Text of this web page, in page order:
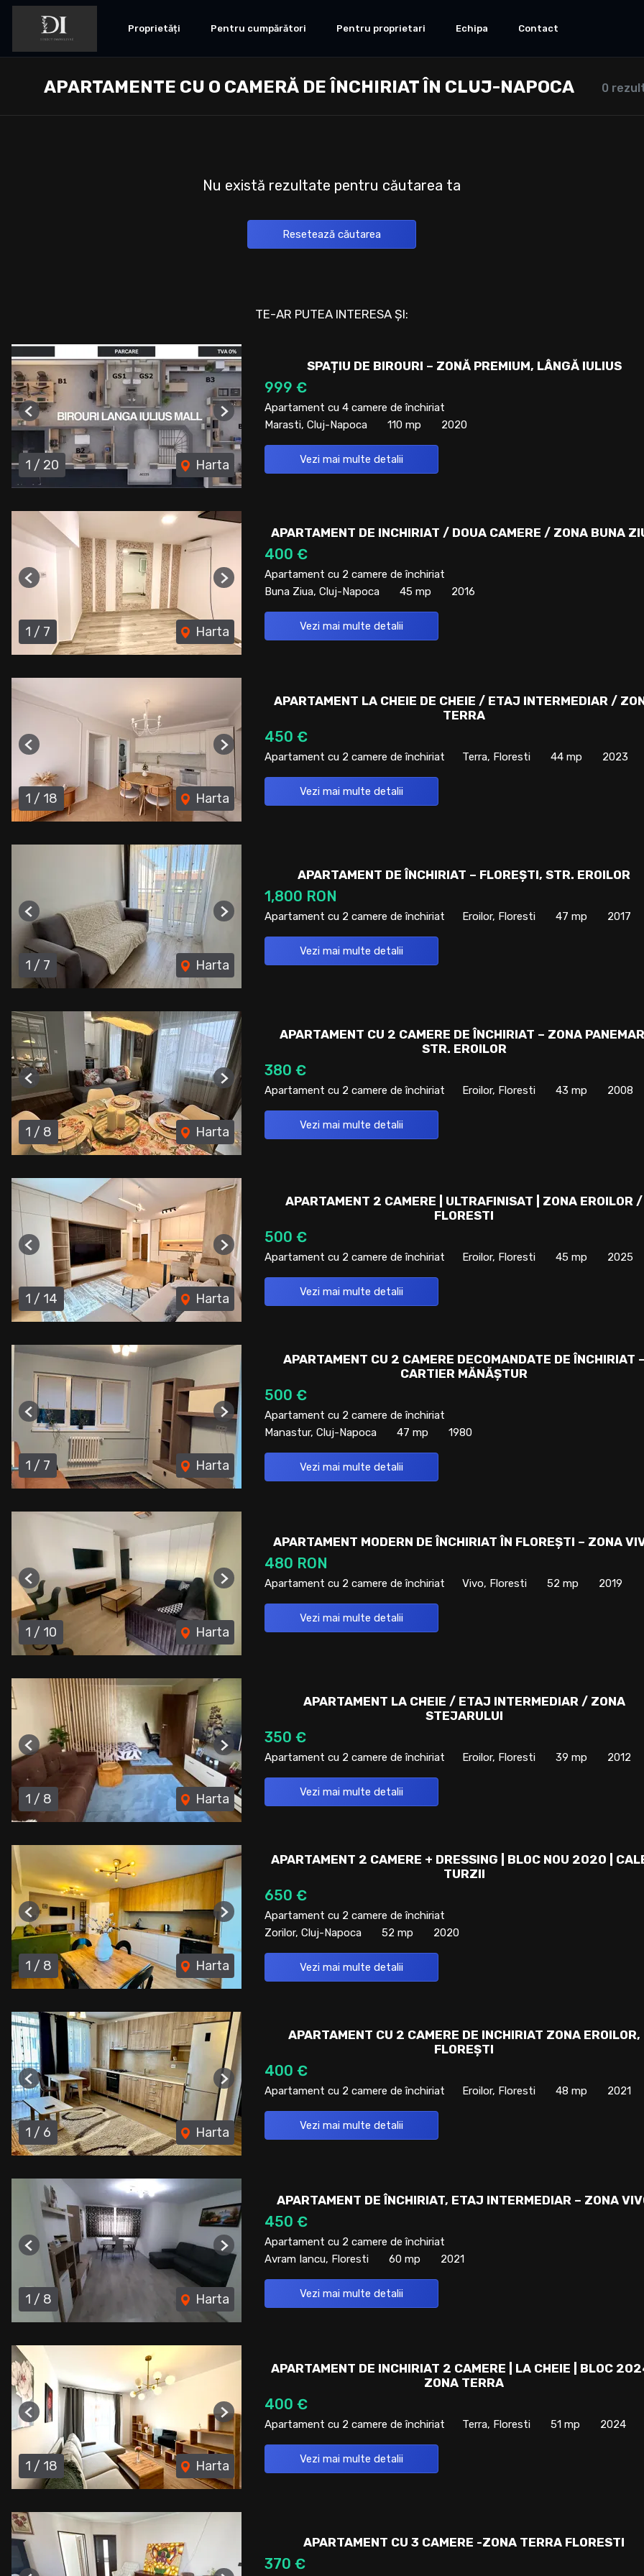
Proprietăți Pentru cumpărători Pentru proprietari Echipa Contact
0
APARTAMENTE CU O CAMERĂ DE ÎNCHIRIAT ÎN CLUJ-NAPOCA
Nu există rezultate pentru căutarea ta
Resetează căutarea
TE-AR PUTEA INTERESA ȘI:
1 / 20 Harta
Previous Next
SPAȚIU DE BIROURI – ZONĂ PREMIUM, LÂNGĂ IULIUS
999 €
Apartament cu 4 camere de închiriat
Marasti, Cluj-Napoca
110 mp 2020
Vezi mai multe detalii
1 / 7 Harta
Previous Next
APARTAMENT DE INCHIRIAT / DOUA CAMERE / ZONA BUNA
400 €
Apartament cu 2 camere de închiriat
Buna Ziua, Cluj-Napoca
45 mp 2016
Vezi mai multe detalii
1 / 18 Harta
Previous Next
APARTAMENT LA CHEIE DE CHEIE / ETAJ INTERMEDIAR /
TERRA
450 €
Apartament cu 2 camere de închiriat Terra, Floresti 44 mp 2023
Vezi mai multe detalii
1 / 7 Harta
Previous Next
APARTAMENT DE ÎNCHIRIAT – FLOREȘTI, STR. EROILOR
1,800 RON
Apartament cu 2 camere de închiriat Eroilor, Floresti 47 mp 2017
Vezi mai multe detalii
1 / 8 Harta
Previous Next
APARTAMENT CU 2 CAMERE DE ÎNCHIRIAT – ZONA
STR. EROILOR
380 €
Apartament cu 2 camere de închiriat Eroilor, Floresti 43 mp 2008
Vezi mai multe detalii
1 / 14 Harta
Previous Next
APARTAMENT 2 CAMERE | ULTRAFINISAT | ZONA EROILOR /
FLORESTI
500 €
Apartament cu 2 camere de închiriat Eroilor, Floresti 45 mp 2025
Vezi mai multe detalii
1 / 7 Harta
Previous Next
APARTAMENT CU 2 CAMERE DECOMANDATE DE ÎNCHIRIAT
CARTIER MĂNĂȘTUR
500 €
Apartament cu 2 camere de închiriat
Manastur, Cluj-Napoca
47 mp 1980
Vezi mai multe detalii
1 / 10 Harta
Previous Next
APARTAMENT MODERN DE ÎNCHIRIAT ÎN FLOREȘTI – ZONA
480 RON
Apartament cu 2 camere de închiriat Vivo, Floresti 52 mp 2019
Vezi mai multe detalii
1 / 8 Harta
Previous Next
APARTAMENT LA CHEIE / ETAJ INTERMEDIAR / ZONA
STEJARULUI
350 €
Apartament cu 2 camere de închiriat Eroilor, Floresti 39 mp 2012
Vezi mai multe detalii
1 / 8 Harta
Previous Next
APARTAMENT 2 CAMERE + DRESSING | BLOC NOU 2020 |
TURZII
650 €
Apartament cu 2 camere de închiriat
Zorilor, Cluj-Napoca
52 mp 2020
Vezi mai multe detalii
1 / 6 Harta
Previous Next
APARTAMENT CU 2 CAMERE DE INCHIRIAT ZONA EROILOR,
FLOREȘTI
400 €
Apartament cu 2 camere de închiriat Eroilor, Floresti 48 mp 2021
Vezi mai multe detalii
1 / 8 Harta
Previous Next
APARTAMENT DE ÎNCHIRIAT, ETAJ INTERMEDIAR – ZONA
450 €
Apartament cu 2 camere de închiriat
Avram Iancu, Floresti
60 mp 2021
Vezi mai multe detalii
1 / 18 Harta
Previous Next
APARTAMENT DE INCHIRIAT 2 CAMERE | LA CHEIE | BLOC
ZONA TERRA
400 €
Apartament cu 2 camere de închiriat Terra, Floresti 51 mp 2024
Vezi mai multe detalii
APARTAMENT CU 3 CAMERE -ZONA TERRA FLORESTI
370 €